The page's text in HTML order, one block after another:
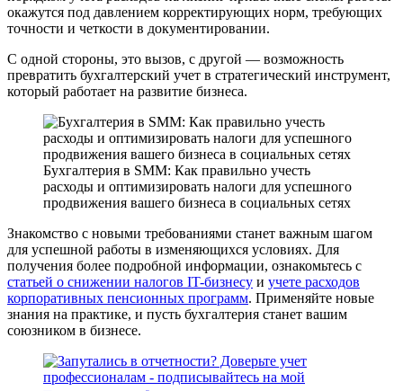
окажутся под давлением корректирующих норм, требующих
точности и четкости в документировании.
С одной стороны, это вызов, с другой — возможность
превратить бухгалтерский учет в стратегический инструмент,
который работает на развитие бизнеса.
Бухгалтерия в SMM: Как правильно учесть
расходы и оптимизировать налоги для успешного
продвижения вашего бизнеса в социальных сетях
Знакомство с новыми требованиями станет важным шагом
для успешной работы в изменяющихся условиях. Для
получения более подробной информации, ознакомьтесь с
статьей о снижении налогов IT-бизнесу и учете расходов
корпоративных пенсионных программ. Применяйте новые
знания на практике, и пусть бухгалтерия станет вашим
союзником в бизнесе.